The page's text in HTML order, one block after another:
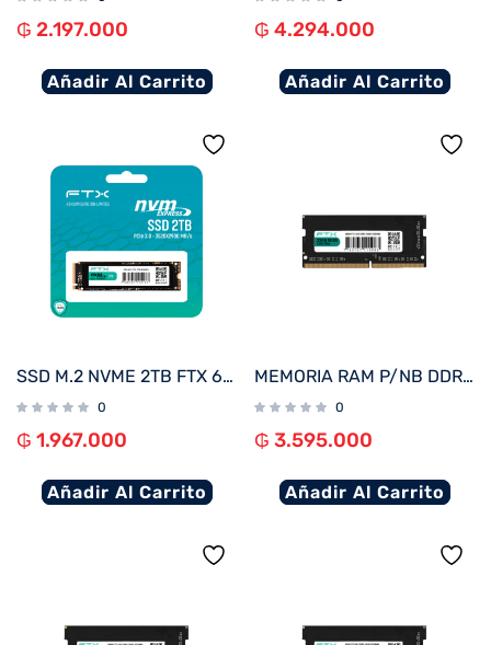
₲ 2.197.000
Añadir Al Carrito
₲ 4.294.000
Añadir Al Carrito
SSD M.2 NVME 2TB FTX 6000/5000 115168 PCIE 4.0
0
₲ 1.967.000
Añadir Al Carrito
MEMORIA RAM P/NB DDR5 32GB 5600 FTX 115083
0
₲ 3.595.000
Añadir Al Carrito